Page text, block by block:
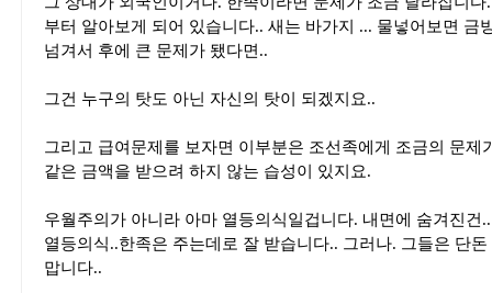
부터 알아보게 되어 있습니다.. 새는 바가지 ... 물넣어보면 금
넘겨서 후에 큰 문제가 됐다면..
그건 누구의 탓도 아닌 자신의 탓이 되겠지요..
그리고 급여문제를 보자면 이부분은 조선족에게 조금의 문제
같은 금액을 받으려 하지 않는 습성이 있지요.
우월주의가 아니라 아마 열등의식일겁니다. 내면에 숨겨진건
열등의식..한족은 주는데로 잘 받습니다.. 그러나. 그들은 단
맙니다..